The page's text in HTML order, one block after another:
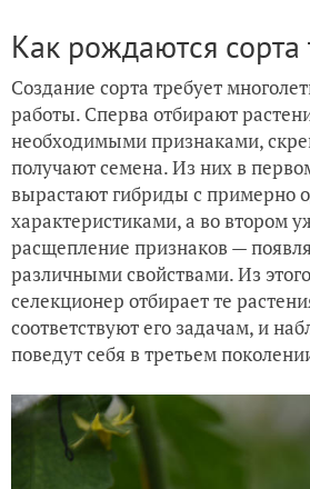
Как рождаются сорта
Создание сорта требует
работы. Сперва отбирают
необходимыми признаками,
получают семена. Из них в
вырастают гибриды с примерно
характеристиками, а во втором
расщепление признаков —
различными свойствами. Из
селекционер отбирает те
соответствуют его задачам, и
поведут себя в третьем